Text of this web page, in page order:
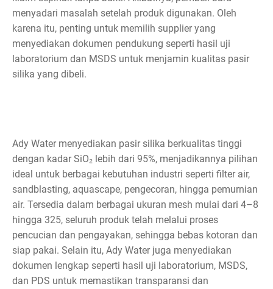
menyadari masalah setelah produk digunakan. Oleh
karena itu, penting untuk memilih supplier yang
menyediakan dokumen pendukung seperti hasil uji
laboratorium dan MSDS untuk menjamin kualitas pasir
silika yang dibeli.
Ady Water menyediakan pasir silika berkualitas tinggi
dengan kadar SiO₂ lebih dari 95%, menjadikannya pilihan
ideal untuk berbagai kebutuhan industri seperti filter air,
sandblasting, aquascape, pengecoran, hingga pemurnian
air. Tersedia dalam berbagai ukuran mesh mulai dari 4–8
hingga 325, seluruh produk telah melalui proses
pencucian dan pengayakan, sehingga bebas kotoran dan
siap pakai. Selain itu, Ady Water juga menyediakan
dokumen lengkap seperti hasil uji laboratorium, MSDS,
dan PDS untuk memastikan transparansi dan